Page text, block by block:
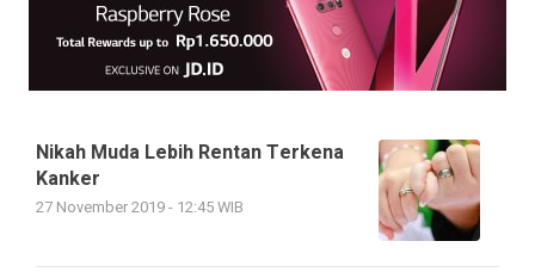
Nikah Muda Lebih Rentan Terkena
Kanker
27 November 2019 - 12:45 WIB